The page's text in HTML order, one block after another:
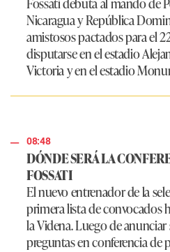
Nicaragua y República
amistosos pactados para el
disputarse en el estadio
Victoria y en el estadio
08:48
DÓNDE SERÁ LA
FOSSATI
El nuevo entrenador de la
primera lista de convocados
la Videna. Luego de
preguntas en conferencia de